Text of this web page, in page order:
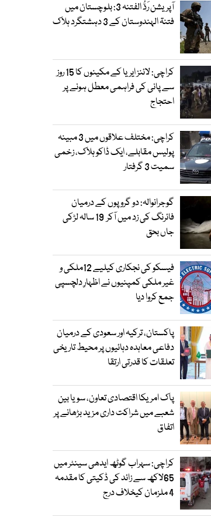
آپریشن رَدُّ الفتنہ 3: بلوچستان میں
فتنۃ الہندوستان کے 3 دہشتگرد ہلاک
کراچی: لائنز ایریا کے مکینوں کا 15 روز
سے پانی کی فراہمی معطل ہونے پر
احتجاج
کراچی: مختلف علاقوں میں 3 مبینہ
پولیس مقابلے، ایک ڈاکو ہلاک، زخمی
سمیت 3 گرفتار
گوجرانوالہ: دو گروپوں کے درمیان
فائرنگ کی زد میں آکر 19 سالہ لڑکی
جاں بحق
فیسکو کی نجکاری کیلیے 12ملکی و
غیر ملکی کمپنیوں نے اظہارِ دلچسپی
جمع کروا دیا
پاکستان، ترکیہ اور سعودی کے درمیان
دفاعی معاہدہ دہائیوں پر محیط تاریخی
تعلقات کا قدرتی ارتقا
پاک امریکا اقتصادی تعاون، سویا بین
شعبے میں شراکت داری مزید بڑھانے پر
اتفاق
کراچی: سہراب گوٹھ ایدھی سینٹر میں
65لاکھ سے زائد کی ڈکیتی کا مقدمہ
4 ملزمان کیخلاف درج